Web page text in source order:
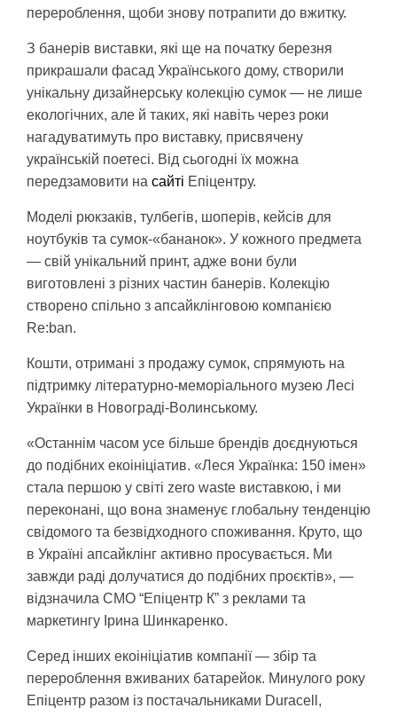
перероблення, щоби знову потрапити до вжитку.
З банерів виставки, які ще на початку березня
прикрашали фасад Українського дому, створили
унікальну дизайнерську колекцію сумок — не лише
екологічних, але й таких, які навіть через роки
нагадуватимуть про виставку, присвячену
українській поетесі. Від сьогодні їх можна
передзамовити на сайті Епіцентру.
Моделі рюкзаків, тулбегів, шоперів, кейсів для
ноутбуків та сумок-«бананок». У кожного предмета
— свій унікальний принт, адже вони були
виготовлені з різних частин банерів. Колекцію
створено спільно з апсайклінговою компанією
Re:ban.
Кошти, отримані з продажу сумок, спрямують на
підтримку літературно-меморіального музею Лесі
Українки в Новограді-Волинському.
«Останнім часом усе більше брендів доєднуються
до подібних екоініціатив. «Леся Українка: 150 імен»
стала першою у світі zero waste виставкою, і ми
переконані, що вона знаменує глобальну тенденцію
свідомого та безвідходного споживання. Круто, що
в Україні апсайклінг активно просувається. Ми
завжди раді долучатися до подібних проєктів», —
відзначила СМО “Епіцентр К” з реклами та
маркетингу Ірина Шинкаренко.
Серед інших екоініціатив компанії — збір та
перероблення вживаних батарейок. Минулого року
Епіцентр разом із постачальниками Duracell,